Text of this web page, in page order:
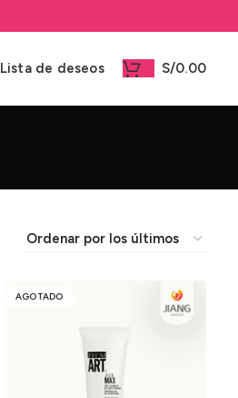
Lista de deseos S/0.00
AGOTADO